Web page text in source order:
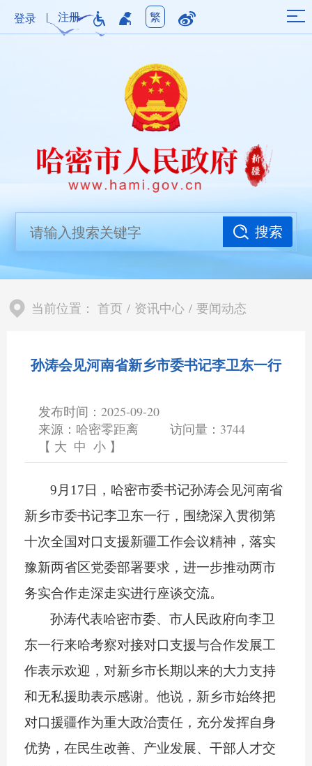
登录 | 注册 繁
搜索
当前位置： 首页 / 资讯中心 / 要闻动态
孙涛会见河南省新乡市委书记李卫东一行
发布时间：2025-09-20
来源：哈密零距离
访问量： 3744
【 大 中 小 】
9月17日，哈密市委书记孙涛会见河南省
新乡市委书记李卫东一行，围绕深入贯彻第
十次全国对口支援新疆工作会议精神，落实
豫新两省区党委部署要求，进一步推动两市
务实合作走深走实进行座谈交流。
孙涛代表哈密市委、市人民政府向李卫
东一行来哈考察对接对口支援与合作发展工
作表示欢迎，对新乡市长期以来的大力支持
和无私援助表示感谢。他说，新乡市始终把
对口援疆作为重大政治责任，充分发挥自身
优势，在民生改善、产业发展、干部人才交